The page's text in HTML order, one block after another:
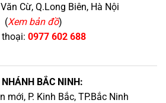
Cừ, Q.Long Biên, Hà Nội
(Xem bản đồ)
0977 602 688
BẮC NINH:
mới, P. Kinh Bắc, TP.Bắc Ninh